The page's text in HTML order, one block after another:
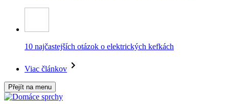
10 najčastejších otázok o elektrických kefkách
Viac článkov
Přejít na menu